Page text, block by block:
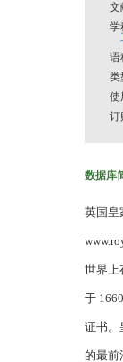
使
数据库
英国皇
世界上
于
证书。
的最前